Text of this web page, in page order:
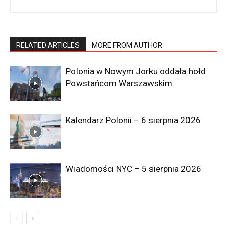
RELATED ARTICLES MORE FROM AUTHOR
Polonia w Nowym Jorku oddała hołd
Powstańcom Warszawskim
Kalendarz Polonii – 6 sierpnia 2026
Wiadomości NYC – 5 sierpnia 2026